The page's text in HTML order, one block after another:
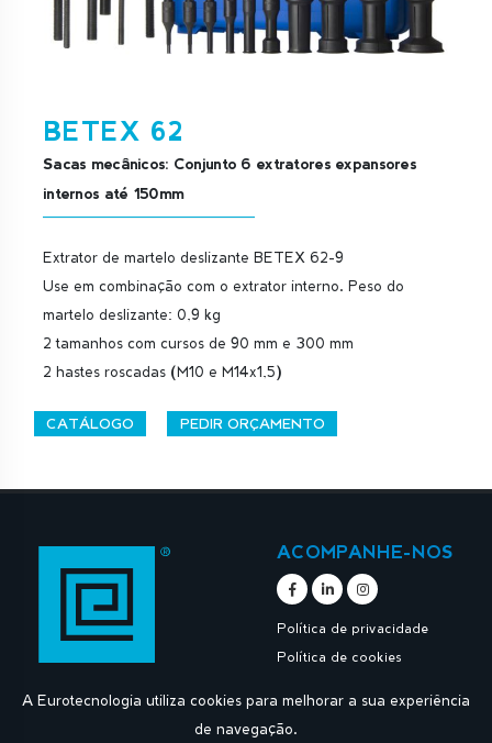
A Eurotecnologia utiliza cookies para melhorar a sua experiência
de navegação.
BETEX 62
Sacas mecânicos: Conjunto 6 extratores expansores
internos até 150mm
Extrator de martelo deslizante BETEX 62-9
Use em combinação com o extrator interno. Peso do
martelo deslizante: 0,9 kg
2 tamanhos com cursos de 90 mm e 300 mm
2 hastes roscadas (M10 e M14x1,5)
CATÁLOGO PEDIR ORÇAMENTO
ACOMPANHE-NOS
Política de privacidade
Política de cookies